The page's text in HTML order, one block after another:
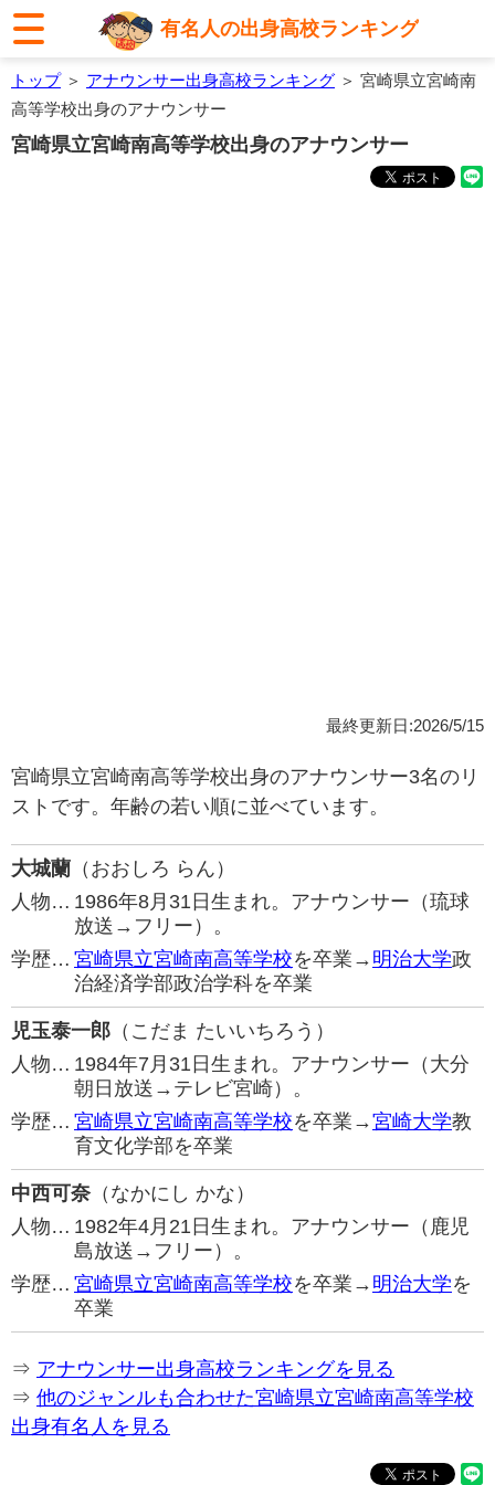
有名人の出身高校ランキング
トップ＞ アナウンサー出身高校ランキング ＞ 宮崎県立宮崎南
高等学校出身のアナウンサー
宮崎県立宮崎南高等学校出身のアナウンサー
最終更新日:2026/5/15
宮崎県立宮崎南高等学校出身のアナウンサー3名のリ
ストです。年齢の若い順に並べています。
大城蘭 （おおしろ らん）
人物… 1986年8月31日生まれ。アナウンサー（琉球
放送→フリー）。
学歴… 宮崎県立宮崎南高等学校を卒業→ 明治大学政
治経済学部政治学科を卒業
児玉泰一郎 （こだま たいいちろう）
人物… 1984年7月31日生まれ。アナウンサー（大分
朝日放送→テレビ宮崎）。
学歴… 宮崎県立宮崎南高等学校を卒業→宮崎大学教
育文化学部を卒業
中西可奈 （なかにし かな）
人物… 1982年4月21日生まれ。アナウンサー（鹿児
島放送→フリー）。
学歴… 宮崎県立宮崎南高等学校を卒業→ 明治大学を
卒業
⇒ アナウンサー出身高校ランキングを見る
⇒ 他のジャンルも合わせた宮崎県立宮崎南高等学校
出身有名人を見る